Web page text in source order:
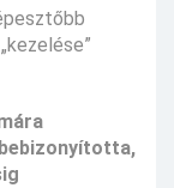
bebizonyította,